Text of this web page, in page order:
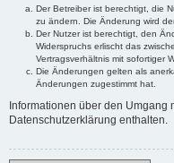
Der Betreiber ist berechtigt, die
zu ändern. Die Änderung wird
Der Nutzer ist berechtigt, den
Widerspruchs erlischt das
Vertragsverhältnis mit sofortiger
Die Änderungen gelten als
Änderungen zugestimmt hat.
Informationen über den
Datenschutzerklärung enthalten.